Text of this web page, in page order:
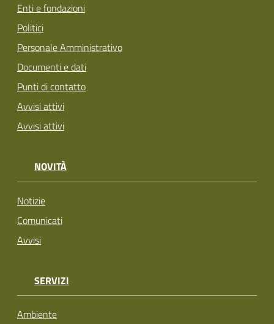
Enti e fondazioni
Politici
Personale Amministrativo
Documenti e dati
Punti di contatto
Avvisi attivi
Avvisi attivi
NOVITÀ
Notizie
Comunicati
Avvisi
SERVIZI
Ambiente